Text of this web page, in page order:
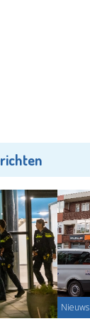
Nieuws